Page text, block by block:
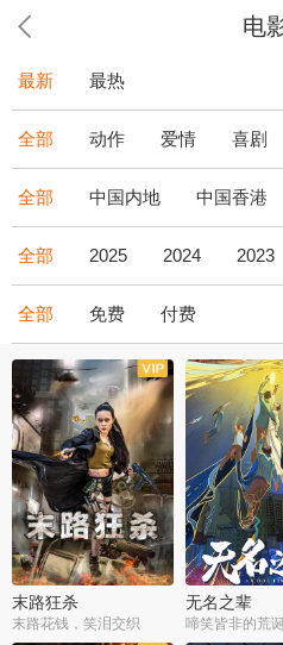
电
最新 最热
全部 动作 爱情 喜剧
全部 中国内地 中国香港
全部 2025 2024 2023
全部 免费 付费
末路狂杀
末路花钱，笑泪交织
无名之辈
啼笑皆非的荒